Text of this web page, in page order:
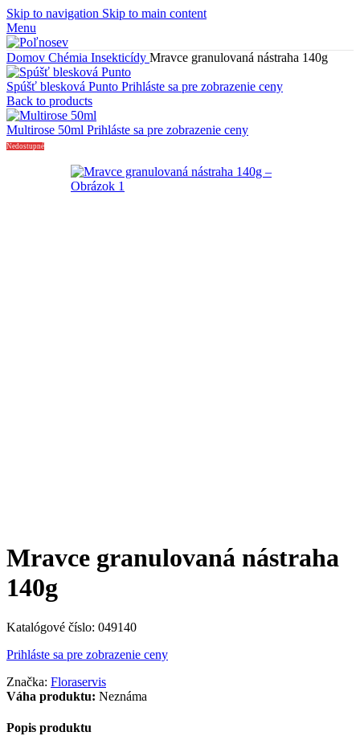
Skip to navigation Skip to main content
Menu
Domov Chémia Insekticídy Mravce granulovaná nástraha 140g
Spúšť blesková Punto Prihláste sa pre zobrazenie ceny
Back to products
Multirose 50ml Prihláste sa pre zobrazenie ceny
Nedostupné
Mravce granulovaná nástraha
140g
Katalógové číslo: 049140
Prihláste sa pre zobrazenie ceny
Značka: Floraservis
Váha produktu: Neznáma
Popis produktu